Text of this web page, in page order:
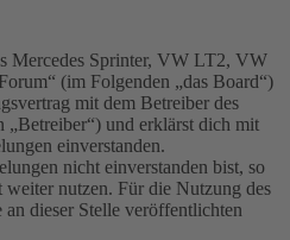
Mercedes Sprinter, VW LT2, VW
(im Folgenden „das Board“)
mit dem Betreiber des
„Betreiber“) und erklärst dich mit
einverstanden.
nicht einverstanden bist, so
weiter nutzen. Für die Nutzung des
dieser Stelle veröffentlichten